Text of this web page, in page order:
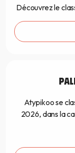
Découvrez le
Atypikoo se
2026, dans la